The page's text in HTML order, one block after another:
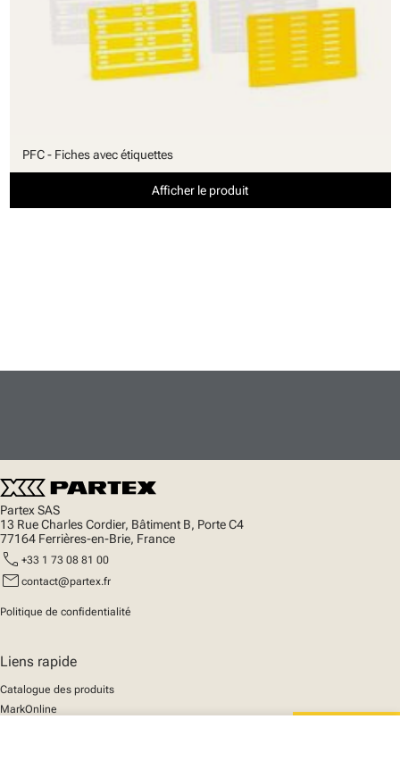
PFC - Fiches avec étiquettes
Afficher le produit
Partex SAS
13 Rue Charles Cordier, Bâtiment B, Porte C4
77164 Ferrières-en-Brie, France
call +33 1 73 08 81 00
mail contact@partex.fr
Politique de confidentialité
Liens rapide
Catalogue des produits
MarkOnline